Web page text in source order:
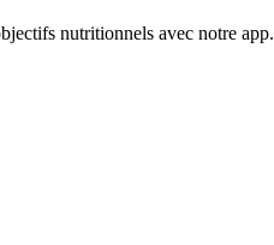
nutritionnels avec notre app.